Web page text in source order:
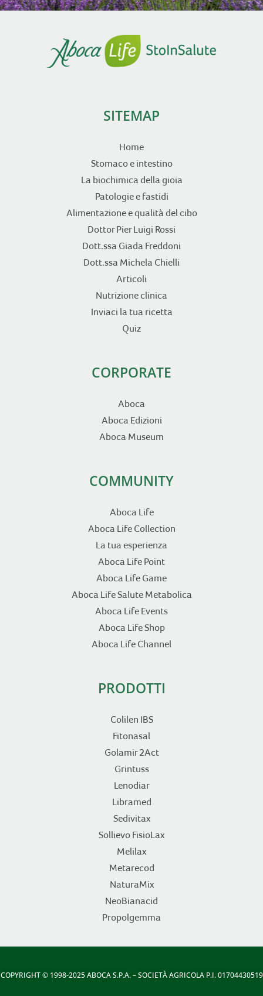
SITEMAP
Home
Stomaco e intestino
La biochimica della gioia
Patologie e fastidi
Alimentazione e qualità del cibo
Dottor Pier Luigi Rossi
Dott.ssa Giada Freddoni
Dott.ssa Michela Chielli
Articoli
Nutrizione clinica
Inviaci la tua ricetta
Quiz
CORPORATE
Aboca
Aboca Edizioni
Aboca Museum
COMMUNITY
Aboca Life
Aboca Life Collection
La tua esperienza
Aboca Life Point
Aboca Life Game
Aboca Life Salute Metabolica
Aboca Life Events
Aboca Life Shop
Aboca Life Channel
PRODOTTI
Colilen IBS
Fitonasal
Golamir 2Act
Grintuss
Lenodiar
Libramed
Sedivitax
Sollievo FisioLax
Melilax
Metarecod
NaturaMix
NeoBianacid
Propolgemma
COPYRIGHT© 1998-2025 ABOCA S.P.A. – SOCIETÀ AGRICOLA P.I. 01704430519